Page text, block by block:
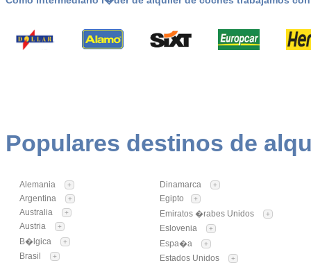
Populares destinos de
Alemania +
Argentina +
Australia +
Austria +
B�lgica +
Brasil +
Dinamarca +
Egipto +
Emiratos �rabes Unidos +
Eslovenia +
Espa�a +
Estados Unidos +